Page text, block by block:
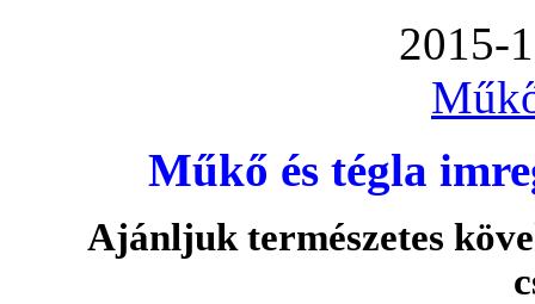
2015-
Műkő és tégla
Ajánljuk természetes